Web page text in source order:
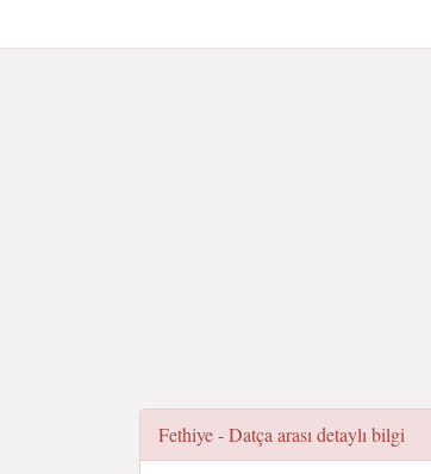
Fethiye - Datça arası detaylı bilgi